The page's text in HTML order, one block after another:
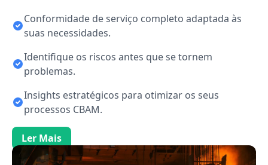
Conformidade de serviço completo adaptada às
suas necessidades.
Identifique os riscos antes que se tornem
problemas.
Insights estratégicos para otimizar os seus
processos CBAM.
Ler Mais